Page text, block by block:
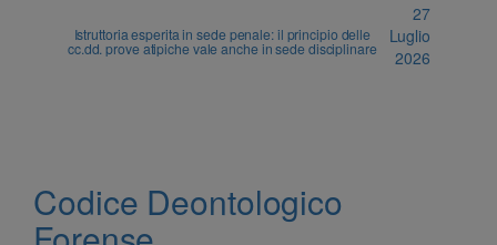
Istruttoria esperita in sede penale: il principio delle
cc.dd. prove atipiche vale anche in sede disciplinare
27
Luglio
2026
Codice Deontologico